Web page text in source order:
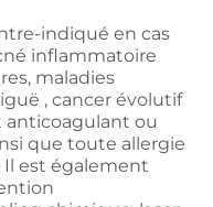
indiqué en cas
inflammatoire
maladies
, cancer évolutif
anticoagulant ou
que toute allergie
est également